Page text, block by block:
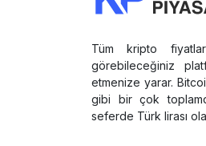
Tüm kripto
görebileceğiniz
etmenize yarar.
gibi bir çok
seferde Türk lirası